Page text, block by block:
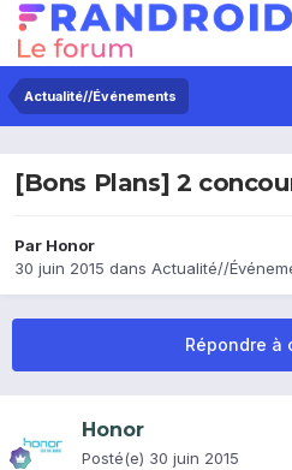
Actualité//Événements
[Bons Plans] 2
Par Honor
30 juin 2015 dans Actualité//
Répondre à
Honor
Posté(e) 30 juin 2015